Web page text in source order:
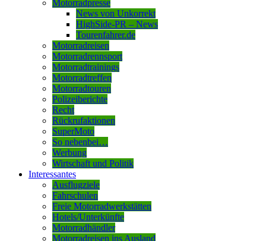
Motorradpresse
News von Unkorrekt
HighSide-PR – News
Tourenfahrer.de
Motorradreisen
Motorradrennsport
Motorradtrainings
Motorradtreffen
Motorradtouren
Polizeiberichte
Recht
Rückrufaktionen
SuperMoto
So nebenbei…
Werbung
Wirtschaft und Politik
Interessantes
Ausflugziele
Fahrschulen
Freie Motorradwerkstätten
Hotels/Unterkünfte
Motorradhändler
Motorradreisen ins Ausland